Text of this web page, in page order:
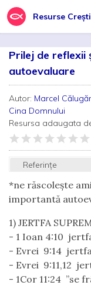
Resurse
Prilej de reflexii
autoevaluare
Autor: Marcel
Cina Domnului
Resursa adaugata
Referințe
*ne răscolește
importantă
1) JERTFA
- 1 Ioan 4:10
- Evrei 9:14
- Evrei 9:11,12
- 1Cor 11:24 ”se